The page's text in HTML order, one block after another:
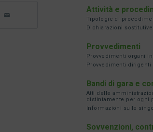
Attività e
Tipologie di
Dichiarazioni
Provvedimenti
Provvedimenti organi
Provvedimenti dirigenti
Bandi di gara e
Atti delle
distintamente per ogni
Informazioni sulle
Sovvenzioni,